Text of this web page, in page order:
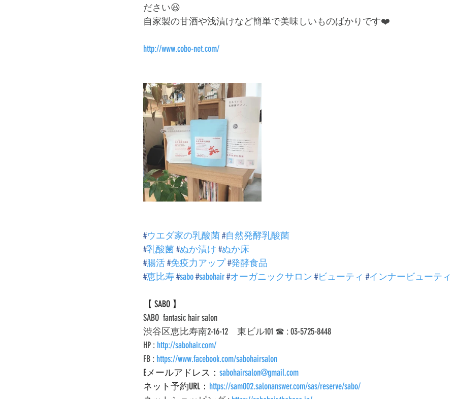
ださい😃
自家製の甘酒や浅漬けなど簡単で美味しいものばかりです❤️
http://www.cobo-net.com/
#ウエダ家の乳酸菌#自然発酵乳酸菌
#乳酸菌#ぬか漬け #ぬか床
#腸活#免疫力アップ#発酵食品
#恵比寿#sabo#sabohair#オーガニックサロン #ビューティ #インナービューティ
【 SABO 】
SABO  fantasic hair salon
渋谷区恵比寿南2-16-12　東ビル101 ☎︎ : 03-5725-8448
HP : http://sabohair.com/
FB : https://www.facebook.com/sabohairsalon
Eメールアドレス： sabohairsalon@gmail.com
ネット予約URL： https://sam002.salonanswer.com/sas/reserve/sabo/